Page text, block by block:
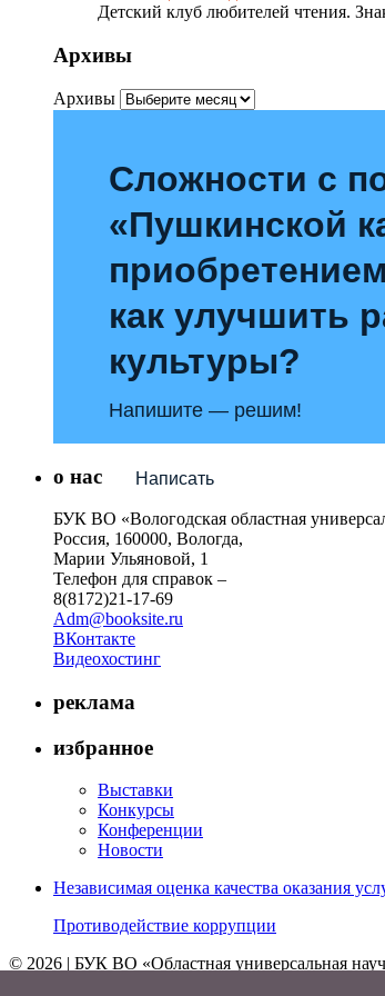
Детский клуб любителей чтения.
Архивы
Архивы
Сложности с
«Пушкинской
как улучшить
культуры?
Напишите — решим!
Написать
о нас
БУК ВО «Вологодская областная
Россия, 160000, Вологда,
Марии Ульяновой, 1
Телефон для справок –
8(8172)21-17-69
Adm@booksite.ru
ВКонтакте
Видеохостинг
реклама
избранное
Выставки
Конкурсы
Конференции
Новости
Независимая оценка качества оказания
Противодействие коррупции
© 2026 | БУК ВО «Областная универсальная